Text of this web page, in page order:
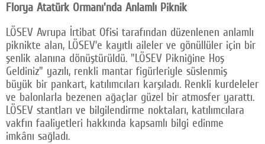
Florya Atatürk Ormanı'nda Anlamlı Piknik
LÖSEV Avrupa İrtibat Ofisi tarafından düzenlenen anlamlı
piknikte alan, LÖSEV’e kayıtlı aileler ve gönüllüler için bir
şenlik alanına dönüştürüldü. "LÖSEV Pikniğine Hoş
Geldiniz" yazılı, renkli mantar figürleriyle süslenmiş
büyük bir pankart, katılımcıları karşıladı. Renkli kurdeleler
ve balonlarla bezenen ağaçlar güzel bir atmosfer yarattı.
LÖSEV stantları ve bilgilendirme noktaları, katılımcılara
vakfın faaliyetleri hakkında kapsamlı bilgi edinme
imkânı sağladı.